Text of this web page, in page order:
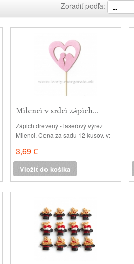
Zoradiť podľa:
Milenci v srdci zápich...
Zápich drevený - laserový výrez
Milenci. Cena za sadu 12 kusov. v:
3,69 €
Vložiť do košíka